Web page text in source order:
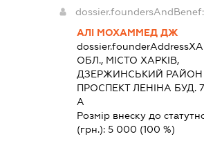
dossier.foundersAndBenef:
АЛІ МОХАММЕД ДЖ
dossier.founderAddress
ОБЛ., МІСТО ХАРКІВ,
ДЗЕРЖИНСЬКИЙ РАЙОН
ПРОСПЕКТ ЛЕНІНА БУД.
А
Розмір внеску до
(грн.): 5 000 (100 %)